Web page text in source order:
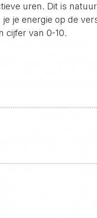
uren. Dit is
je energie op de
cijfer van 0-10.